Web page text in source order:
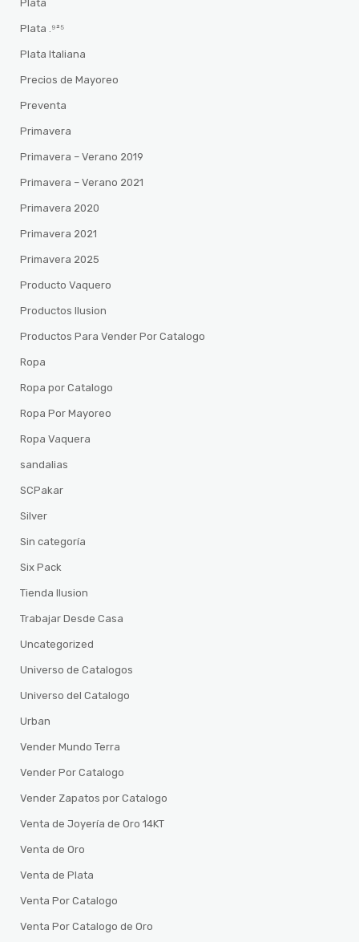
Plata
Plata .⁹²⁵
Plata Italiana
Precios de Mayoreo
Preventa
Primavera
Primavera – Verano 2019
Primavera – Verano 2021
Primavera 2020
Primavera 2021
Primavera 2025
Producto Vaquero
Productos Ilusion
Productos Para Vender Por Catalogo
Ropa
Ropa por Catalogo
Ropa Por Mayoreo
Ropa Vaquera
sandalias
SCPakar
Silver
Sin categoría
Six Pack
Tienda Ilusion
Trabajar Desde Casa
Uncategorized
Universo de Catalogos
Universo del Catalogo
Urban
Vender Mundo Terra
Vender Por Catalogo
Vender Zapatos por Catalogo
Venta de Joyería de Oro 14KT
Venta de Oro
Venta de Plata
Venta Por Catalogo
Venta Por Catalogo de Oro